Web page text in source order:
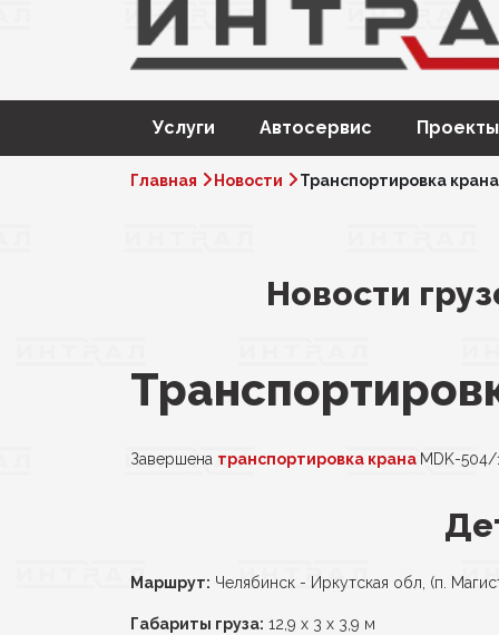
Услуги Автосервис Проекты
Главная Новости Транспортировка крана
Новости
Завершена транспортировка крана MDK-
Маршрут: Челябинск - Иркутская обл, (п.
Габариты груза: 12,9 х 3 х 3,9 м